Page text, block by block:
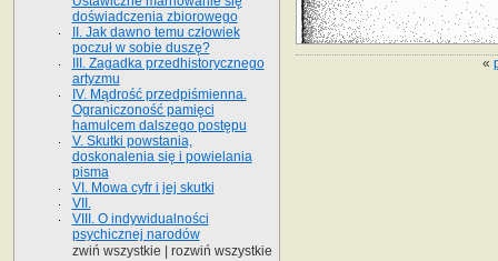
«
doświadczenia zbiorowego
II. Jak dawno temu człowiek
poczuł w sobie duszę?
III. Zagadka przedhistorycznego
artyzmu
IV. Mądrość przedpiśmienna.
Ograniczoność pamięci
hamulcem dalszego postępu
V. Skutki powstania,
doskonalenia się i powielania
pisma
VI. Mowa cyfr i jej skutki
VII.
VIII. O indywidualności
psychicznej narodów
zwiń wszystkie
rozwiń wszystkie